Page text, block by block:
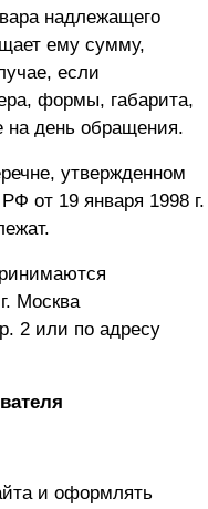
надлежащего
ему сумму,
если
формы, габарита,
на день обращения.
утвержденном
от 19 января 1998 г.
Москва
2 или по адресу
и оформлять